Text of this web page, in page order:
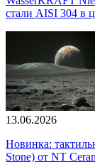
стали AISI 304 в
13.06.2026
Новинка:
Stone) от NT